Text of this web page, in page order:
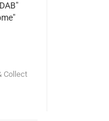
Collect